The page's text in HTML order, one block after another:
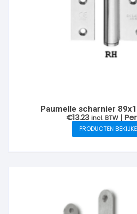
Paumelle scharnier
€13.23 incl. BTW |
PRODUCTEN